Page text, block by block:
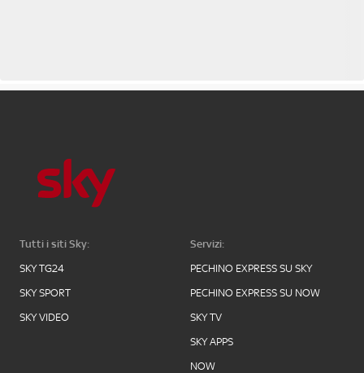
Tutti i siti Sky:
SKY TG24
SKY SPORT
SKY VIDEO
Servizi:
PECHINO EXPRESS SU SKY
PECHINO EXPRESS SU NOW
SKY TV
SKY APPS
NOW